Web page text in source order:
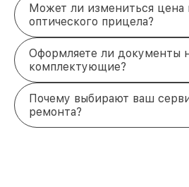
Может ли измениться цена
оптического прицела?
Оформляете ли документы
комплектующие?
Почему выбирают ваш
ремонта?